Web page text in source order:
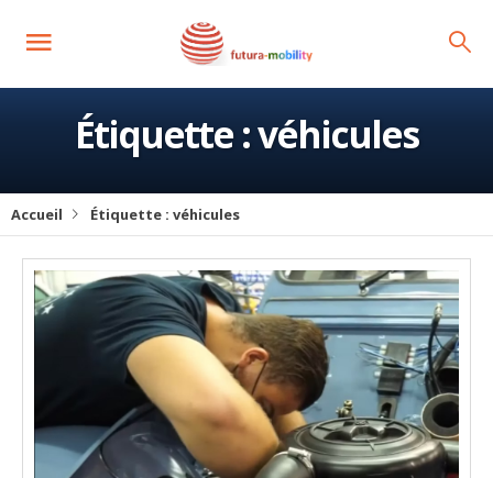
Étiquette :véhicules
Accueil Étiquette : véhicules